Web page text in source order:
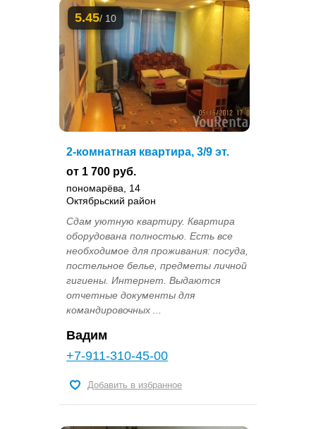
5.45/ 10
2-комнатная квартира, 3/9 эт.
от 1 700 руб.
пономарёва, 14
Октябрьский район
Сдам уютную квартиру. Квартира
оборудована полностью. Есть все
необходимое для проживания: посуда,
постельное белье, предметы личной
гигиены. Интернет. Выдаются
отчетные документы для
командировочных ...
Вадим
+7-911-310-45-00
Добавить в избранное